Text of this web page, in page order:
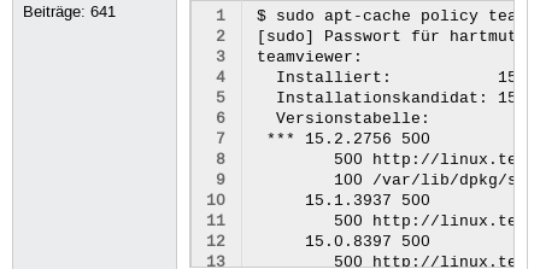
105
106
107
108
109
110
111
112
113
114
115
116
117
Beiträge:641
1
2
3
4
5
6
7
8
9
10
11
12
13
$ sudo apt-cache policy
[sudo] Passwort für hartmut:
teamviewer:
Installiert:
Installationskandidat:
  Versionstabelle:
*** 15.2.2756 500
500 http://
100 /var/lib/dpkg/
     15.1.3937 500
500 http://
     15.0.8397 500
500 http://